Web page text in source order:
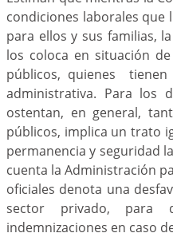
condiciones laborales que
para ellos y sus familias,
los coloca en situación
públicos, quienes
administrativa. Para los
ostentan, en general,
públicos, implica un trato
permanencia y seguridad
cuenta la Administración
oficiales denota una
sector privado, para
indemnizaciones en caso